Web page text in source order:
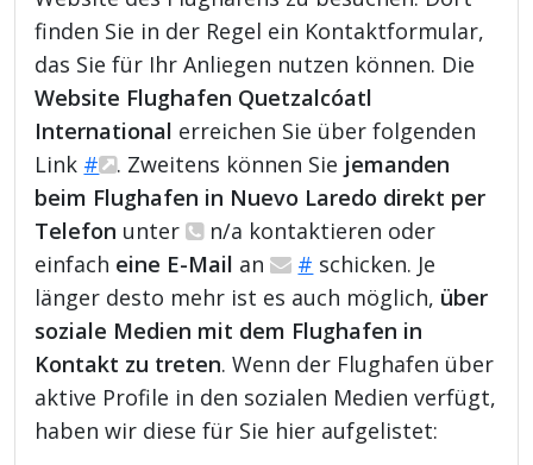
finden Sie in der Regel ein Kontaktformular,
das Sie für Ihr Anliegen nutzen können. Die
Website Flughafen Quetzalcóatl
International erreichen Sie über folgenden
Link # . Zweitens können Sie jemanden
beim Flughafen in Nuevo Laredo direkt per
Telefon unter
n/a kontaktieren oder
einfach eine E-Mail an # schicken. Je
länger desto mehr ist es auch möglich, über
soziale Medien mit dem Flughafen in
Kontakt zu treten. Wenn der Flughafen über
aktive Profile in den sozialen Medien verfügt,
haben wir diese für Sie hier aufgelistet: